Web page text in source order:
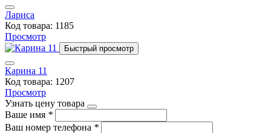
Лариса
Код товара: 1185
Просмотр
Быстрый просмотр
Карина 11
Код товара: 1207
Просмотр
Узнать цену товара
Ваше имя *
Ваш номер телефона *